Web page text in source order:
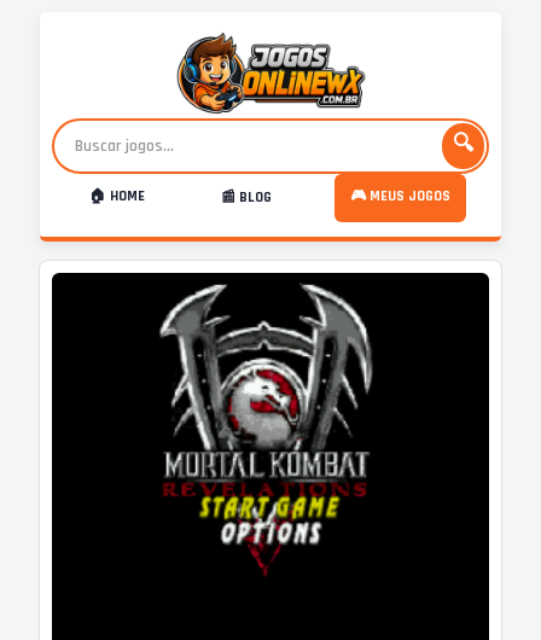
🔍
🏠 HOME 📰 BLOG 🎮 MEUS JOGOS